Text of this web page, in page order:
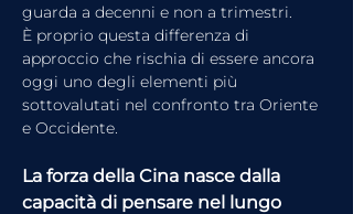
guarda a decenni e non a trimestri.
È proprio questa differenza di
approccio che rischia di essere ancora
oggi uno degli elementi più
sottovalutati nel confronto tra Oriente
e Occidente.
La forza della Cina nasce dalla
capacità di pensare nel lungo